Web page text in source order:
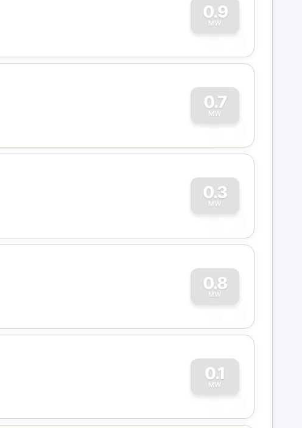
0.9
MW
0
0.7
MW
0
0.3
MW
0
0.8
MW
0
0.1
MW
0